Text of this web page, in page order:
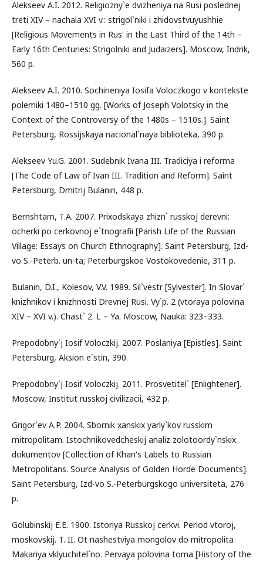
Alekseev A.I. 2012. Religiozny`e dvizheniya na Rusi poslednej
treti XIV – nachala XVI v.: strigol`niki i zhidovstvuyushhie
[Religious Movements in Rus' in the Last Third of the 14th –
Early 16th Centuries: Strigolniki and Judaizers]. Moscow, Indrik,
560 p.
Alekseev A.I. 2010. Sochineniya Iosifa Voloczkogo v kontekste
polemiki 1480–1510 gg. [Works of Joseph Volotsky in the
Context of the Controversy of the 1480s – 1510s.]. Saint
Petersburg, Rossijskaya nacional`naya biblioteka, 390 p.
Alekseev Yu.G. 2001. Sudebnik Ivana III. Tradiciya i reforma
[The Code of Law of Ivan III. Tradition and Reform]. Saint
Petersburg, Dmitrij Bulanin, 448 p.
Bernshtam, T.A. 2007. Prixodskaya zhizn` russkoj derevni:
ocherki po cerkovnoj e`tnografii [Parish Life of the Russian
Village: Essays on Church Ethnography]. Saint Petersburg, Izd-
vo S.-Peterb. un-ta; Peterburgskoe Vostokovedenie, 311 p.
Bulanin, D.I., Kolesov, V.V. 1989. Sil`vestr [Sylvester]. In Slovar`
knizhnikov i knizhnosti Drevnej Rusi. Vy`p. 2 (vtoraya polovina
XIV – XVI v.). Chast` 2. L – Ya. Moscow, Nauka: 323–333.
Prepodobny`j Iosif Voloczkij. 2007. Poslaniya [Epistles]. Saint
Petersburg, Aksion e`stin, 390.
Prepodobny`j Iosif Voloczkij. 2011. Prosvetitel` [Enlightener].
Moscow, Institut russkoj civilizacii, 432 p.
Grigor`ev A.P. 2004. Sbornik xanskix yarly`kov russkim
mitropolitam. Istochnikovedcheskij analiz zolotoordy`nskix
dokumentov [Collection of Khan's Labels to Russian
Metropolitans. Source Analysis of Golden Horde Documents].
Saint Petersburg, Izd-vo S.-Peterburgskogo universiteta, 276
p.
Golubinskij E.E. 1900. Istoriya Russkoj cerkvi. Period vtoroj,
moskovskij. T. II. Ot nashestviya mongolov do mitropolita
Makariya vklyuchitel`no. Pervaya polovina toma [History of the